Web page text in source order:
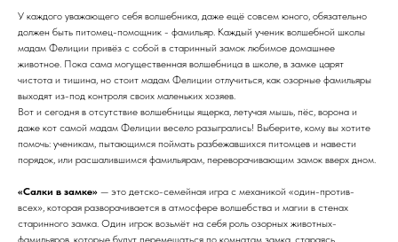
У каждого уважающего себя волшебника, даже ещё совсем юного, обязательно
должен быть питомец-помощник - фамильяр. Каждый ученик волшебной школы
мадам Фелиции привёз с собой в старинный замок любимое домашнее
животное. Пока сама могущественная волшебница в школе, в замке царят
чистота и тишина, но стоит мадам Фелиции отлучиться, как озорные фамильяры
выходят из-под контроля своих маленьких хозяев.
Вот и сегодня в отсутствие волшебницы ящерка, летучая мышь, пёс, ворона и
даже кот самой мадам Фелиции весело разыгрались! Выберите, кому вы хотите
помочь: ученикам, пытающимся поймать разбежавшихся питомцев и навести
порядок, или расшалившимся фамильярам, переворачивающим замок вверх дном.
«Салки в замке» — это детско-семейная игра с механикой «один-против-
всех», которая разворачивается в атмосфере волшебства и магии в стенах
старинного замка. Один игрок возьмёт на себя роль озорных животных-
фамильяров, которые будут перемещаться по комнатам замка, стараясь